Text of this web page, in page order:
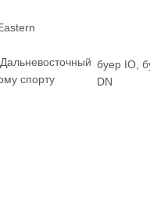
спорту
буер IO,
DN